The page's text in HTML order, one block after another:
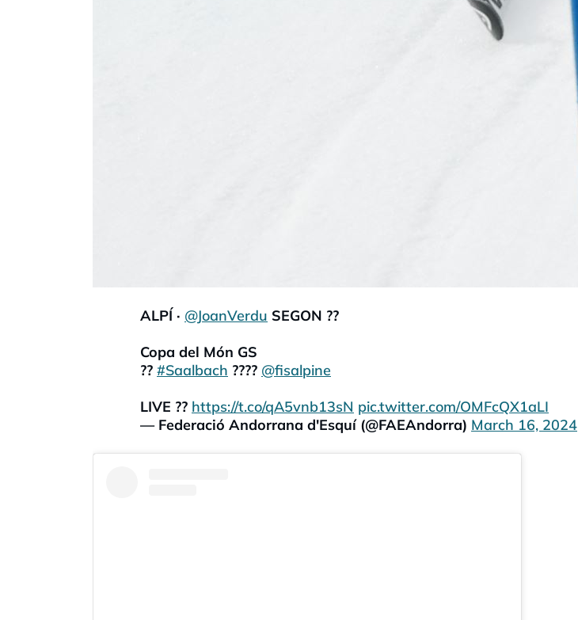
ALPÍ · @JoanVerdu SEGON ??
Copa del Món GS
?? #Saalbach ???? @fisalpine
LIVE ?? https://t.co/qA5vnb13sN pic.twitter.com/OMFcQX1aLI
— Federació Andorrana d'Esquí (@FAEAndorra) March 16, 2024